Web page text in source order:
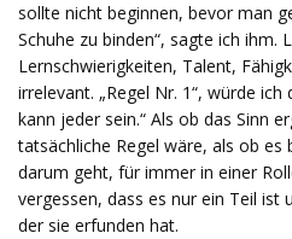
sollte nicht beginnen, bevor man
Schuhe zu binden“, sagte ich ihm.
Lernschwierigkeiten, Talent,
irrelevant. „Regel Nr. 1“, würde ich
kann jeder sein.“ Als ob das Sinn
tatsächliche Regel wäre, als ob es
darum geht, für immer in einer
vergessen, dass es nur ein Teil ist
der sie erfunden hat.